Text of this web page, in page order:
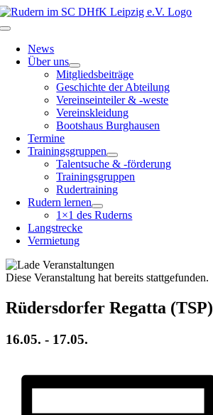
Zum
Inhalt
Toggle
Navigation
News
Über uns
Mitgliedsbeiträge
Geschichte der Abteilung
Vereinseinteiler & -weste
Vereinskleidung
Bootshaus Burghausen
Termine
Trainingsgruppen
Talentsuche & -förderung
Trainingsgruppen
Rudertraining
Rudern lernen
1×1 des Ruderns
Langstrecke
Vermietung
Diese Veranstaltung hat bereits stattgefunden.
Rüdersdorfer Regatta (TSP)
16.05. - 17.05.